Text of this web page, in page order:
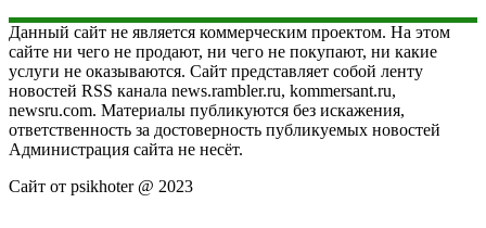
Данный сайт не является коммерческим проектом. На этом
сайте ни чего не продают, ни чего не покупают, ни какие
услуги не оказываются. Сайт представляет собой ленту
новостей RSS канала news.rambler.ru, kommersant.ru,
newsru.com. Материалы публикуются без искажения,
ответственность за достоверность публикуемых новостей
Администрация сайта не несёт.
Сайт от psikhoter @ 2023